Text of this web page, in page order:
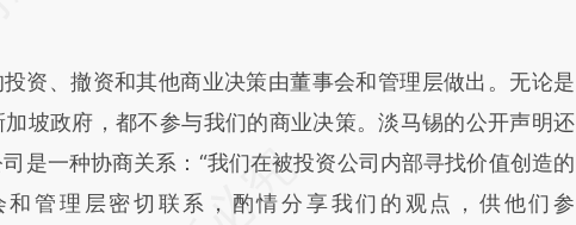
、撤资和其他商业决策由董事会和管理层做出。无论是
坡政府，都不参与我们的商业决策。淡马锡的公开声明还
是一种协商关系：“我们在被投资公司内部寻找价值创造的
管理层密切联系，酌情分享我们的观点，供他们参